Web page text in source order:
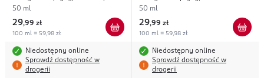
30
50 ml
29,99 zł
100 ml = 59,98 zł
Niedostępny online
Sprawdź dostępność w
drogerii
50 ml
29,99 zł
100 ml = 59,98 zł
Niedostępny online
Sprawdź dostępność w
drogerii